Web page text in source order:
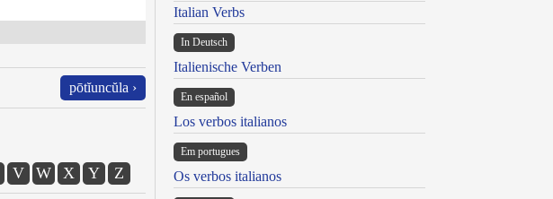
pōtĭuncŭla ›
V W X Y Z
Italian Verbs
In Deutsch
Italienische Verben
En español
Los verbos italianos
Em portugues
Os verbos italianos